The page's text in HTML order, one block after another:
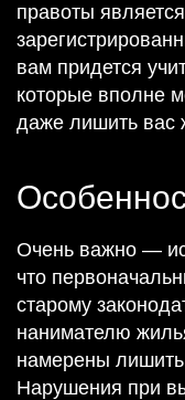
правоты
вам придется
которые вполне
даже лишить вас
Очень важно —
что
старому
нанимателю
намерены
Нарушения при